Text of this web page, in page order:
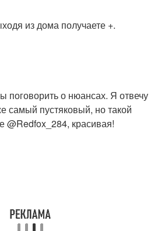
из дома получаете +.
поговорить о нюансах. Я отвечу
самый пустяковый, но такой
@Redfox_284, красивая!